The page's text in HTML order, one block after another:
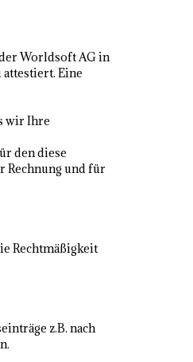
Worldsoft AG in
Eine
wir Ihre
den diese
Rechnung und für
Rechtmäßigkeit
z.B. nach